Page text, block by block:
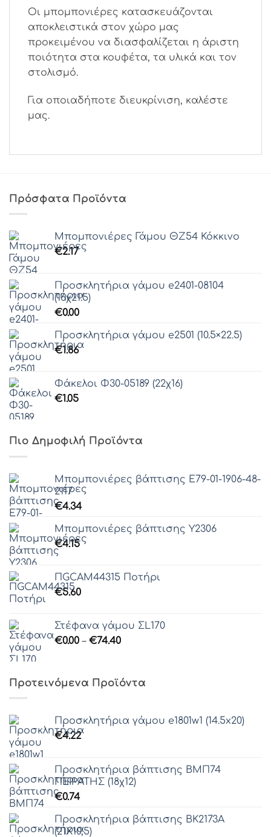
Οι μπομπονιέρες κατασκευάζονται
αποκλειστικά στον χώρο μας
προκειμένου να διασφαλίζεται η άριστη
ποιότητα στα κουφέτα, τα υλικά και τον
στολισμό.
Για οποιαδήποτε διευκρίνιση, καλέστε
μας.
Πρόσφατα Προϊόντα
Μπομπονιέρες Γάμου ΘZ54 Κόκκινο
€2.17
Προσκλητήρια γάμου e2401-08104
(16χ21.5)
€0.00
Προσκλητήρια γάμου e2501 (10.5×22.5)
€1.86
Φάκελοι Φ30-05189 (22χ16)
€1.05
Πιο Δημοφιλή Προϊόντα
Μπομπονιέρες βάπτισης Ε79-01-1906-48-
2117
€4.34
Μπομπονιέρες βάπτισης Y2306
€4.15
ΠGCAM44315 Ποτήρι
€5.60
Στέφανα γάμου ΣL170
€0.00 – €74.40Price
through
Προτεινόμενα Προϊόντα
Προσκλητήρια γάμου e1801w1 (14.5x20)
€4.22
Προσκλητήρια βάπτισης ΒΜΠ74
ΠΕΙΡΑΤΗΣ (18χ12)
€0.74
Προσκλητήρια βάπτισης ΒΚ2173Α
(21Χ10,5)